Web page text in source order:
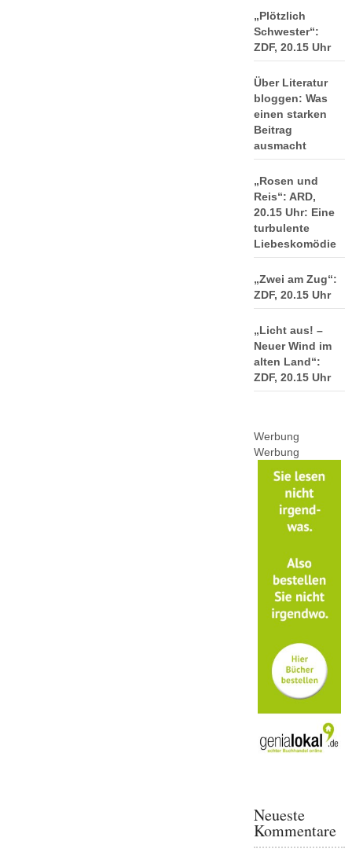
„Plötzlich
Schwester“:
ZDF, 20.15 Uhr
Über Literatur
bloggen: Was
einen starken
Beitrag
ausmacht
„Rosen und
Reis“: ARD,
20.15 Uhr: Eine
turbulente
Liebeskomödie
„Zwei am Zug“:
ZDF, 20.15 Uhr
„Licht aus! –
Neuer Wind im
alten Land“:
ZDF, 20.15 Uhr
Werbung
Werbung
Neueste
Kommentare